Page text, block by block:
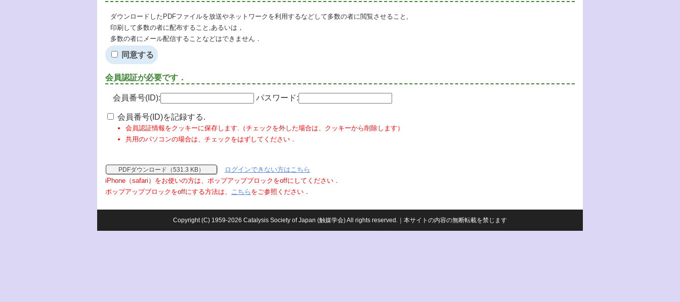
ダウンロードしたPDFファイルを放送やネットワークを利用するなどして多数の者に閲覧させること,
印刷して多数の者に配布すること,あるいは，
多数の者にメール配信することなどはできません．
同意する
会員認証が必要です．
会員番号(ID): パスワード:
会員番号(ID)を記録する.
会員認証情報をクッキーに保存します.（チェックを外した場合は、クッキーから削除します）
共用のパソコンの場合は、チェックをはずしてください．
PDFダウンロード（531.3 KB）
ログインできない方はこちら
iPhone（safari）をお使いの方は、ポップアップブロックをoffにしてください．
ポップアップブロックをoffにする方法は、 こちら をご参照ください．
Copyright (C) 1959-2026 Catalysis Society of Japan (触媒学会) All rights reserved.｜本サイトの内容の無断転載を禁じます